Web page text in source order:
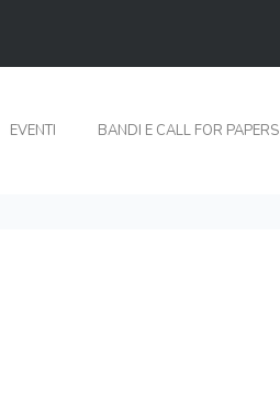
EVENTI BANDI E CALL FOR PAPERS